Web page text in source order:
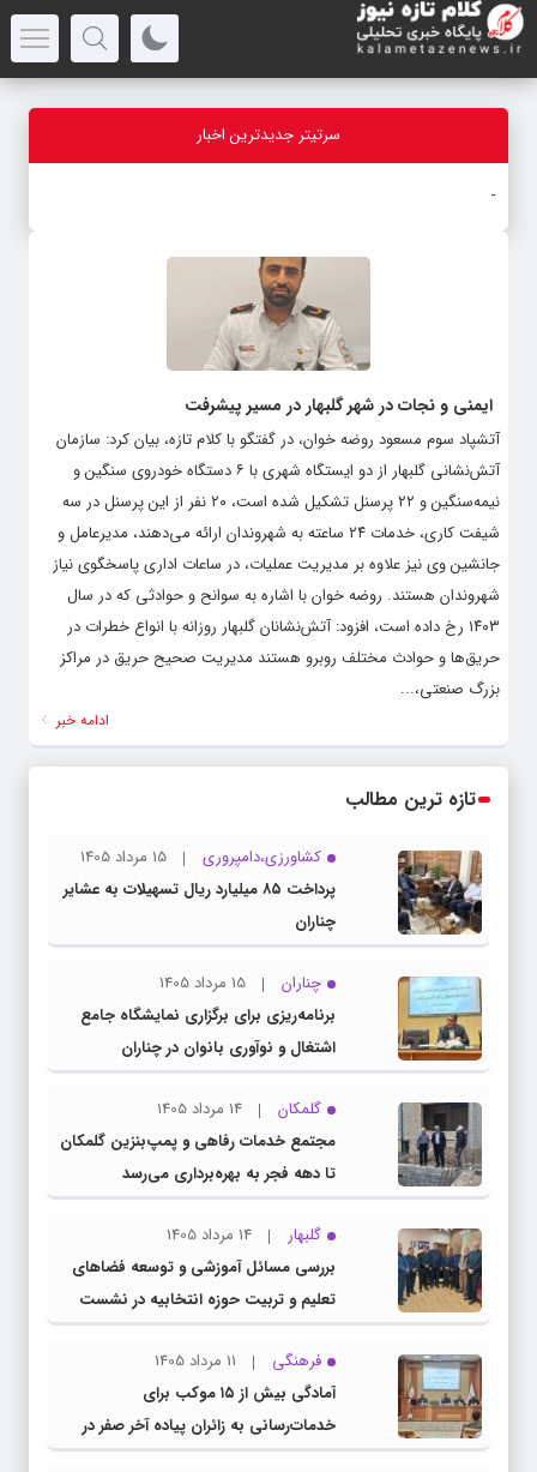
سرتیتر جدیدترین اخبار
مج
ایمنی و نجات در شهر گلبهار در مسیر پیشرفت
آتشپاد سوم مسعود روضه خوان، در گفتگو با کلام تازه، بیان کرد: سازمان
آتش‌نشانی گلبهار از دو ایستگاه شهری با ۶ دستگاه خودروی سنگین و
نیمه‌سنگین و ۲۲ پرسنل تشکیل شده است، ۲۰ نفر از این پرسنل در سه
شیفت کاری، خدمات ۲۴ ساعته به شهروندان ارائه می‌دهند، مدیرعامل و
جانشین وی نیز علاوه بر مدیریت عملیات، در ساعات اداری پاسخگوی نیاز
شهروندان هستند. روضه خوان با اشاره به سوانح و حوادثی که در سال
۱۴۰۳ رخ داده است، افزود: آتش‌نشانان گلبهار روزانه با انواع خطرات در
حریق‌ها و حوادث مختلف روبرو هستند مدیریت صحیح حریق در مراکز
بزرگ صنعتی،...
ادامه خبر
تازه ترین مطالب
کشاورزی،دامپروری
15 مرداد 1405
پرداخت ۸۵ میلیارد ریال تسهیلات به عشایر
چناران
چناران
15 مرداد 1405
برنامه‌ریزی برای برگزاری نمایشگاه جامع
اشتغال و نوآوری بانوان در چناران
گلمکان
14 مرداد 1405
مجتمع خدمات رفاهی و پمپ‌بنزین گلمکان
تا دهه فجر به بهره‌برداری می‌رسد
گلبهار
14 مرداد 1405
بررسی مسائل آموزشی و توسعه فضاهای
تعلیم و تربیت حوزه انتخابیه در نشست
مشترک عضو کمیسیون آموزش مجلس با
مدیرکل آموزش و پرورش خراسان رضوی
فرهنگی
11 مرداد 1405
آمادگی بیش از ۱۵ موکب برای
خدمات‌رسانی به زائران پیاده آخر صفر در
شهرستان چناران